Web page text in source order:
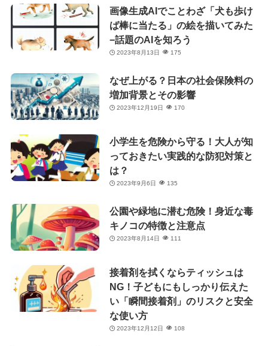
画像生成AIでことわざ「犬も歩け
ば棒に当たる」の絵を描いてみた
−話題のAIを知ろう
2023年8月13日 175
なぜ上がる？日本の社会保険料の
増加背景とその影響
2023年12月19日 170
小学生を危険から守る！大人が知
っておきたい実践的な防犯対策と
は？
2023年9月6日 135
公園や緑地に潜む危険！身近な毒
キノコの特徴と注意点
2023年8月14日 111
接着剤を拭くならティッシュは
NG！子どもにもしっかり伝えた
い「瞬間接着剤」のリスクと安全
な使い方
2023年12月12日 108